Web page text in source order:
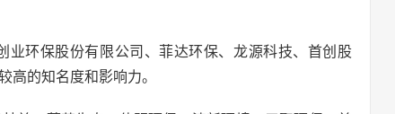
环保股份有限公司、菲达环保、龙源科技、首创股
高的知名度和影响力。